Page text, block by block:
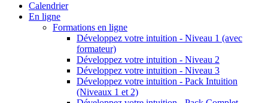
Calendrier
En ligne
Formations en ligne
Développez votre intuition - Niveau 1 (avec
formateur)
Développez votre intuition - Niveau 2
Développez votre intuition - Niveau 3
Développez votre intuition - Pack Intuition
(Niveaux 1 et 2)